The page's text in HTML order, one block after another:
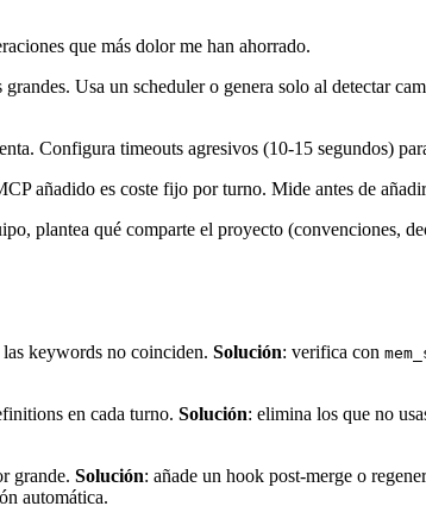
que más dolor me han ahorrado.
Usa un scheduler o genera solo al detectar
Configura timeouts agresivos (10-15 segundos)
añadido es coste fijo por turno. Mide antes de
plantea qué comparte el proyecto (convenciones,
keywords no coinciden. Solución: verifica con
en cada turno. Solución: elimina los que no
grande. Solución: añade un hook post-merge o
automática.